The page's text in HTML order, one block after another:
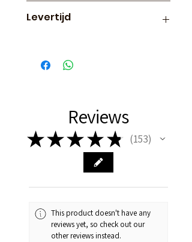
paintings op canvas is
Levertijd
worden 1x per week in
productie gebracht. Iedere
De levertijd is ongeveer 3
weken vanaf dat de productie
is gestart. Bestel voor
woensdagochtend 9 uur om uw
bestelling die week nog mee te
Reviews
★★★ ★ ★ 153
153
This product doesn't have any
reviews yet, so check out our
other reviews instead.